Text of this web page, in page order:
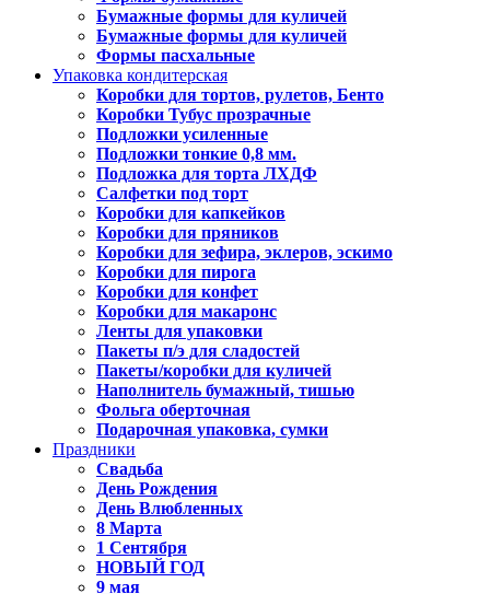
Бумажные формы для куличей
Бумажные формы для куличей
Формы пасхальные
Упаковка кондитерская
Коробки для тортов, рулетов, Бенто
Коробки Тубус прозрачные
Подложки усиленные
Подложки тонкие 0,8 мм.
Подложка для торта ЛХДФ
Салфетки под торт
Коробки для капкейков
Коробки для пряников
Коробки для зефира, эклеров, эскимо
Коробки для пирога
Коробки для конфет
Коробки для макаронс
Ленты для упаковки
Пакеты п/э для сладостей
Пакеты/коробки для куличей
Наполнитель бумажный, тишью
Фольга оберточная
Подарочная упаковка, сумки
Праздники
Свадьба
День Рождения
День Влюбленных
8 Марта
1 Сентября
НОВЫЙ ГОД
9 мая